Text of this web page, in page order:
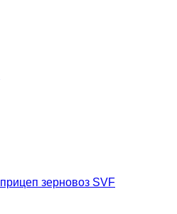
прицеп зерновоз SVF